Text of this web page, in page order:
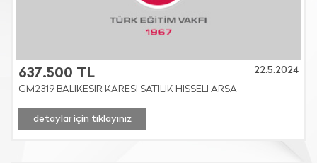
637.500 TL
22.5.2024
GM2319 BALIKESİR KARESİ SATILIK HİSSELİ ARSA
detaylar için tıklayınız